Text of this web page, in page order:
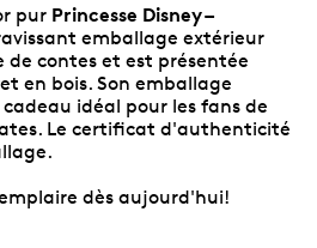
pur Princesse Disney –
emballage extérieur
de contes et est présentée
en bois. Son emballage
idéal pour les fans de
Le certificat d'authenticité
dès aujourd'hui!